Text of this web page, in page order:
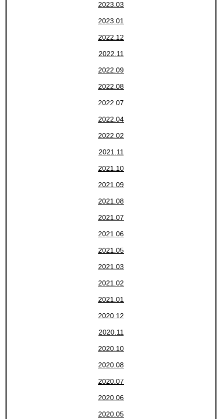
2023.03
2023.01
2022.12
2022.11
2022.09
2022.08
2022.07
2022.04
2022.02
2021.11
2021.10
2021.09
2021.08
2021.07
2021.06
2021.05
2021.03
2021.02
2021.01
2020.12
2020.11
2020.10
2020.08
2020.07
2020.06
2020.05